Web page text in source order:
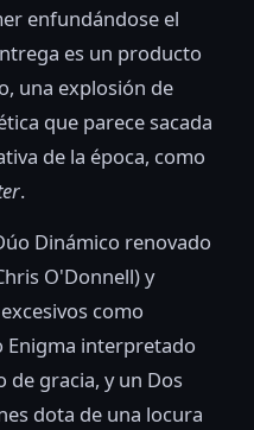
enfundándose el
es un producto
una explosión de
que parece sacada
de la época, como
.
Dinámico renovado
O'Donnell) y
como
Enigma interpretado
de gracia, y un Dos
dota de una locura